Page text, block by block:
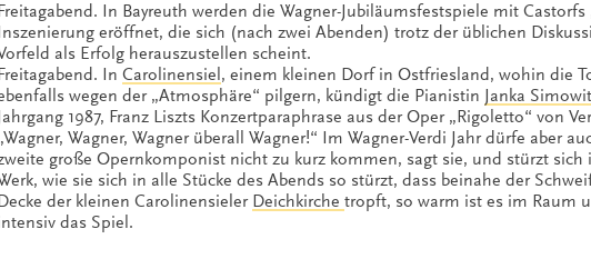
Freitagabend. In Bayreuth werden die Wagner-Jubiläumsfestspiele mit Castorfs
Inszenierung eröffnet, die sich (nach zwei Abenden) trotz der üblichen
als Erfolg herauszustellen scheint.
Freitagabend. In Carolinensiel , einem kleinen Dorf in Ostfriesland, wohin die
wegen der „Atmosphäre“ pilgern, kündigt die Pianistin
Janka
Jahrgang 1987, Franz Liszts Konzertparaphrase aus der Oper „Rigoletto“ von
Wagner, Wagner überall Wagner!“ Im Wagner-Verdi Jahr dürfe aber
große Opernkomponist nicht zu kurz kommen, sagt sie, und stürzt sich
wie sie sich in alle Stücke des Abends so stürzt, dass beinahe der
Decke der kleinen Carolinensieler Deichkirche tropft, so warm ist es im Raum
das Spiel.